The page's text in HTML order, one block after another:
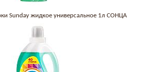
Sunday жидкое универсальное 1л СОНЦА